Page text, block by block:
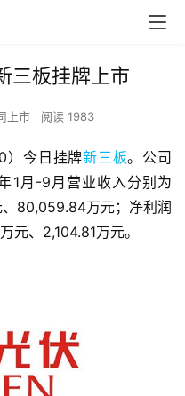
三板挂牌上市
上市 阅读 1983
）今日挂牌新三板。公司
1月-9月营业收入分别为
80,059.84万元；净利润
元、2,104.81万元。